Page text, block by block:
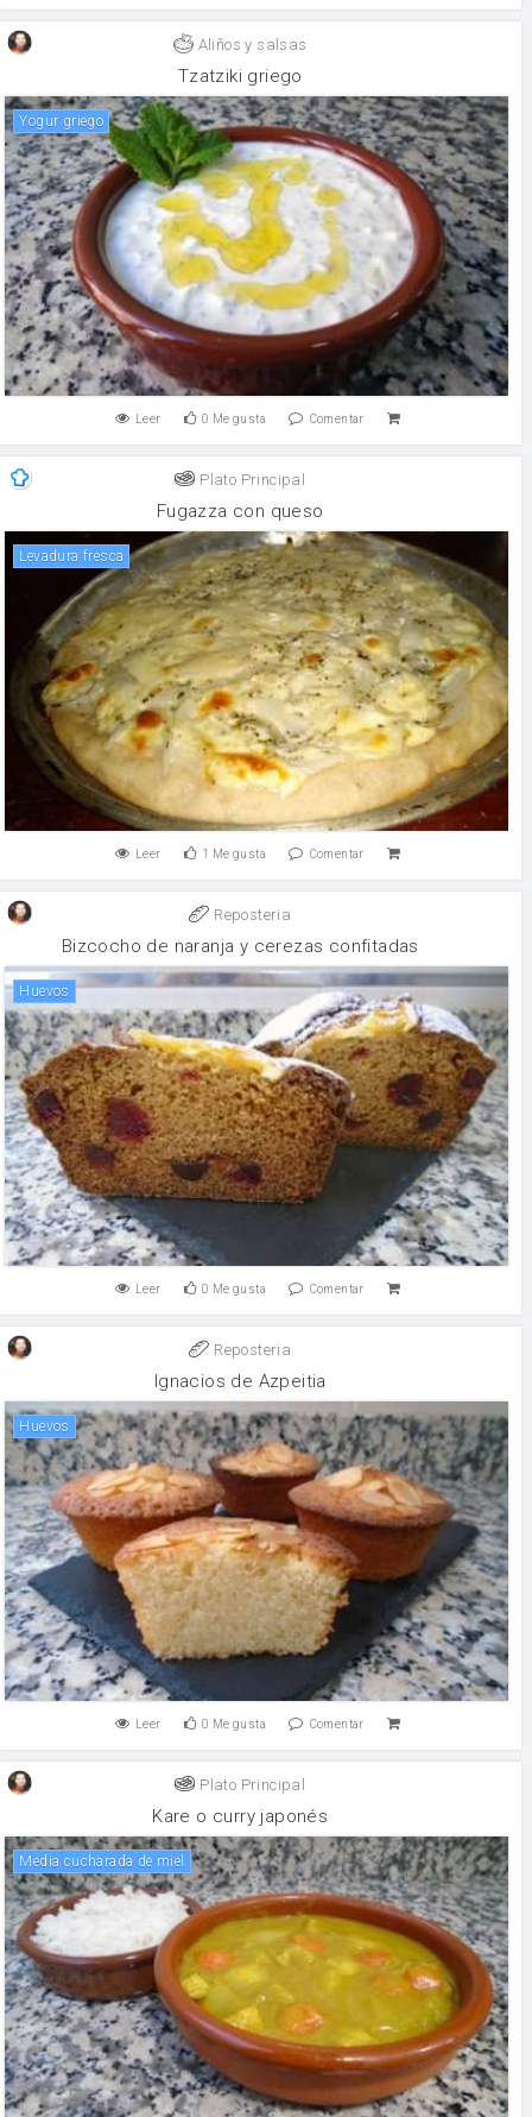
Aliños y salsas
Tzatziki griego
yogur griego
Leer 0 Me gusta Comentar
Plato Principal
Fugazza con queso
levadura fresca
Leer 1 Me gusta Comentar
Reposteria
Bizcocho de naranja y cerezas confitadas
huevos
Leer 0 Me gusta Comentar
Reposteria
Ignacios de Azpeitia
huevos
Leer 0 Me gusta Comentar
Plato Principal
Kare o curry japonés
Media cucharada de miel